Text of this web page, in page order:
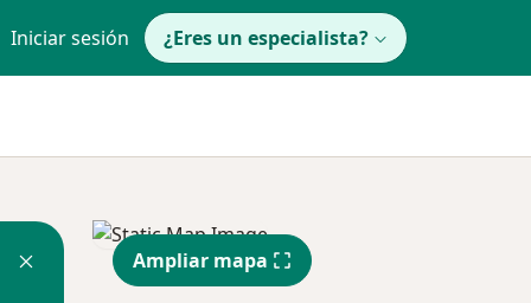
Iniciar sesión ¿Eres un especialista?
Ampliar mapa